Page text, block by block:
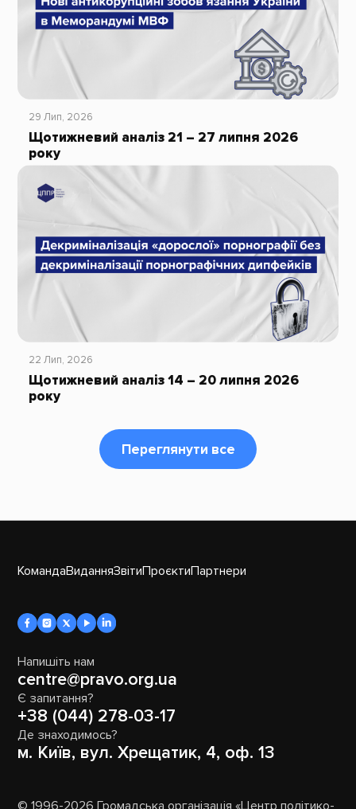
29 Лип, 2026
Щотижневий аналіз 21 – 27 липня 2026
року
22 Лип, 2026
Щотижневий аналіз 14 – 20 липня 2026
року
Переглянути все
КомандаВиданняЗвітиПроєктиПартнери
Напишіть нам
centre@pravo.org.ua
Є запитання?
+38 (044) 278-03-17
Де знаходимось?
м. Київ, вул. Хрещатик, 4, оф. 13